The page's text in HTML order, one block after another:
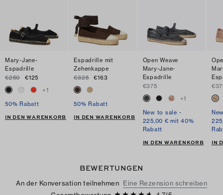
Mary-Jane-
Espadrille
€250
€125
+1
50% Rabatt
IN DEN WARENKORB
Espadrille mit
Zehenkappe
€325
€163
50% Rabatt
IN DEN WARENKORB
Open Weave
Mary-Jane-
Espadrille
€375
+1
New to sale -
225,00 € mit 40%
Rabatt
IN DEN WARENKORB
IN
BEWERTUNGEN
An der Konversation teilnehmen Eine Rezension schreiben